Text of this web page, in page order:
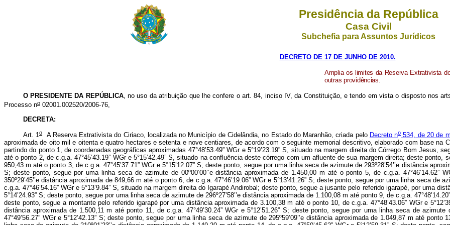
Presidência da República
Casa Civil
Subchefia para Assuntos Jurídicos
DECRETO DE 17 DE JUNHO DE 2010.
Amplia os limites da Reserva Extrativista
outras providências.
O PRESIDENTE DA REPÚBLICA, no uso da atribuição que lhe confere o art. 84, inciso IV, da Constituição, e tendo em vista o disposto nos
Processo no 02001.002520/2006-76,
DECRETA:
Art. 1o A Reserva Extrativista do Ciriaco, localizada no Município de Cidelândia, no Estado do Maranhão, criada pelo Decreto no534, de 20 de